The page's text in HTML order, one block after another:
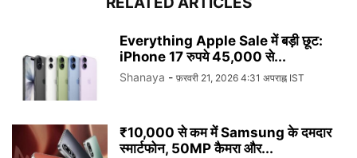
Everything Apple Sale में बड़ी छूट:
iPhone 17 रुपये 45,000 से...
Shanaya - फ़रवरी 21, 2026 4:31 अपराह्न IST
₹10,000 से कम में Samsung के दमदार
स्मार्टफोन, 50MP कैमरा और...